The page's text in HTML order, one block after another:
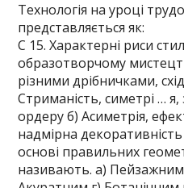
Технологія на уроці
представляється як:​
C 15. Характерні риси
образотворчому
рiзними дрiбничками,
Стриманість, симетрі …
ордеру б) Асиметрiя,
надмірна
основі правильних
називають. а)